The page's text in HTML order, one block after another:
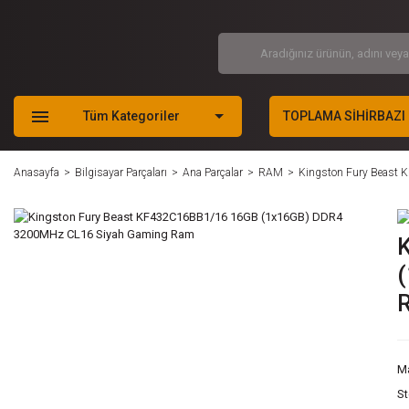
Tüm Kategoriler TOPLAMA SİHİRBAZI
Anasayfa Bilgisayar Parçaları Ana Parçalar RAM Kingston Fury Beast